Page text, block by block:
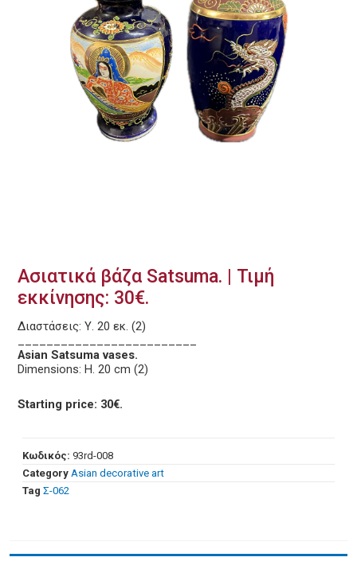
Ασιατικά βάζα Satsuma. | Τιμή
εκκίνησης: 30€.
Διαστάσεις: Υ. 20 εκ. (2)
Asian Satsuma vases.
Dimensions: H. 20 cm (2)
Starting price: 30€.
Κωδικός: 93rd-008
Category Asian decorative art
Tag Σ-062